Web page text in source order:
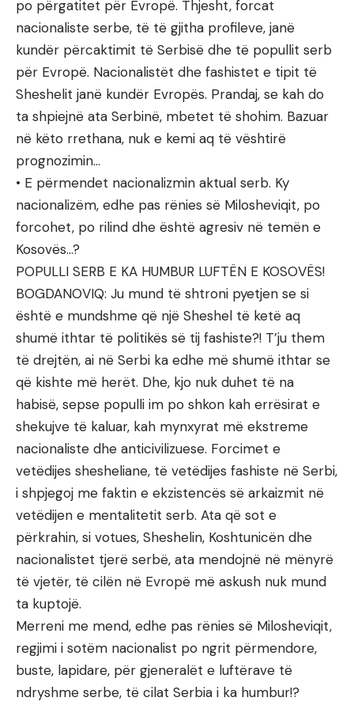
po përgatitet për Evropë. Thjesht, forcat
nacionaliste serbe, të të gjitha profileve, janë
kundër përcaktimit të Serbisë dhe të popullit serb
për Evropë. Nacionalistët dhe fashistet e tipit të
Sheshelit janë kundër Evropës. Prandaj, se kah do
ta shpiejnë ata Serbinë, mbetet të shohim. Bazuar
në këto rrethana, nuk e kemi aq të vështirë
prognozimin…
• E përmendet nacionalizmin aktual serb. Ky
nacionalizëm, edhe pas rënies së Milosheviqit, po
forcohet, po rilind dhe është agresiv në temën e
Kosovës…?
POPULLI SERB E KA HUMBUR LUFTËN E KOSOVËS!
BOGDANOVIQ: Ju mund të shtroni pyetjen se si
është e mundshme që një Sheshel të ketë aq
shumë ithtar të politikës së tij fashiste?! T’ju them
të drejtën, ai në Serbi ka edhe më shumë ithtar se
që kishte më herët. Dhe, kjo nuk duhet të na
habisë, sepse populli im po shkon kah errësirat e
shekujve të kaluar, kah mynxyrat më ekstreme
nacionaliste dhe anticivilizuese. Forcimet e
vetëdijes shesheliane, të vetëdijes fashiste në Serbi,
i shpjegoj me faktin e ekzistencës së arkaizmit në
vetëdijen e mentalitetit serb. Ata që sot e
përkrahin, si votues, Sheshelin, Koshtunicën dhe
nacionalistet tjerë serbë, ata mendojnë në mënyrë
të vjetër, të cilën në Evropë më askush nuk mund
ta kuptojë.
Merreni me mend, edhe pas rënies së Milosheviqit,
regjimi i sotëm nacionalist po ngrit përmendore,
buste, lapidare, për gjeneralët e luftërave të
ndryshme serbe, të cilat Serbia i ka humbur!?